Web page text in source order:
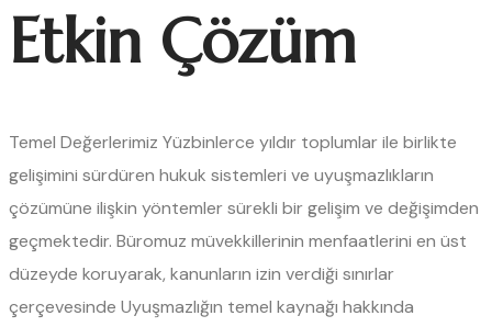
Etkin Çözüm
Temel Değerlerimiz Yüzbinlerce yıldır toplumlar ile birlikte
gelişimini sürdüren hukuk sistemleri ve uyuşmazlıkların
çözümüne ilişkin yöntemler sürekli bir gelişim ve değişimden
geçmektedir. Büromuz müvekkillerinin menfaatlerini en üst
düzeyde koruyarak, kanunların izin verdiği sınırlar
çerçevesinde Uyuşmazlığın temel kaynağı hakkında